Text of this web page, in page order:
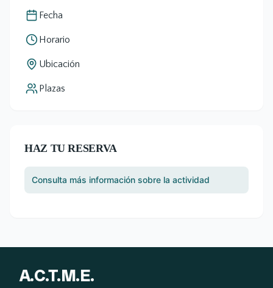
Fecha
Horario
Ubicación
Plazas
HAZ TU RESERVA
Consulta más información sobre la actividad
A.C.T.M.E.